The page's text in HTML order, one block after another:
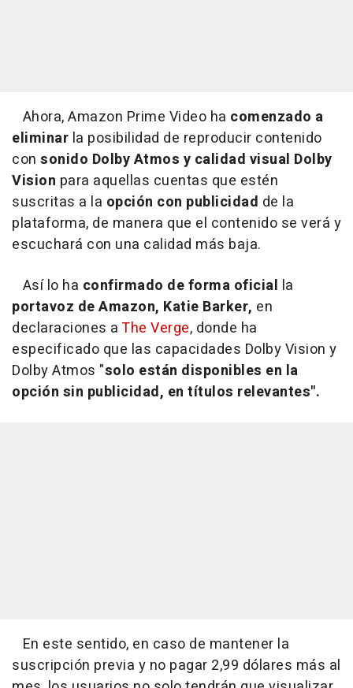
Ahora, Amazon Prime Video ha comenzado a
eliminar la posibilidad de reproducir contenido
con sonido Dolby Atmos y calidad visual Dolby
Vision para aquellas cuentas que estén
suscritas a la opción con publicidad de la
plataforma, de manera que el contenido se verá y
escuchará con una calidad más baja.
Así lo ha confirmado de forma oficial la
portavoz de Amazon, Katie Barker, en
declaraciones aThe Verge, donde ha
especificado que las capacidades Dolby Vision y
Dolby Atmos "solo están disponibles en la
opción sin publicidad, en títulos relevantes".
En este sentido, en caso de mantener la
suscripción previa y no pagar 2,99 dólares más al